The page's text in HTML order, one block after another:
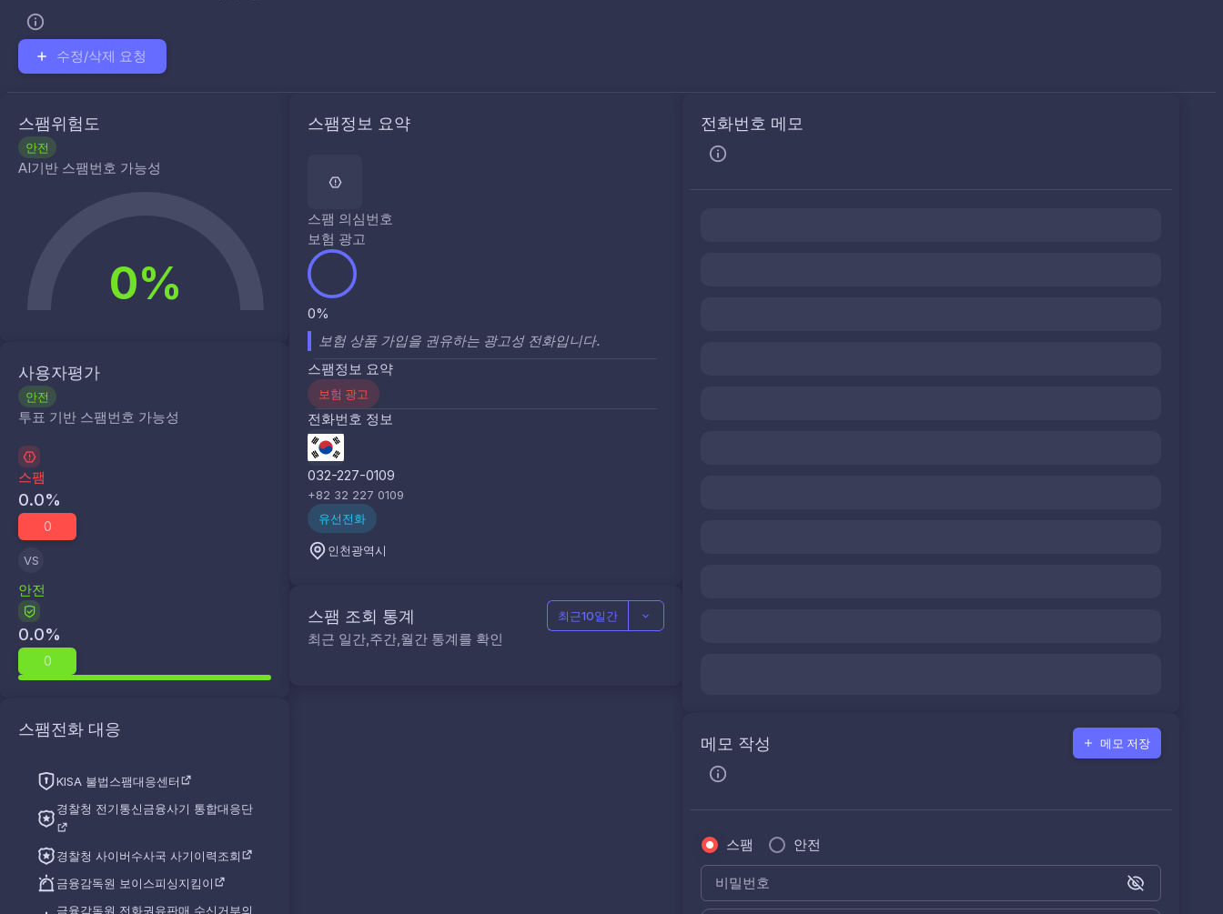
수정/삭제 요청
스팸위험도
안전
AI기반 스팸번호 가능성
0%
사용자평가
안전
투표 기반 스팸번호 가능성
스팸
0.0%
0
VS
안전
0.0%
0
스팸전화 대응
KISA 불법스팸대응센터
경찰청 전기통신금융사기 통합대응단
경찰청 사이버수사국 사기이력조회
금융감독원 보이스피싱지킴이
금융감독원 전화권유판매 수신거부의
스팸정보 요약
스팸 의심번호
보험 광고
0%
보험 상품 가입을 권유하는 광고성 전화입니다.
스팸정보 요약
보험 광고
전화번호 정보
032-227-0109
+82 32 227 0109
유선전화
인천광역시
스팸 조회 통계
최근 일간,주간,월간 통계를 확인
최근10일간
전화번호 메모
메모 작성 메모 저장
스팸 안전
비밀번호